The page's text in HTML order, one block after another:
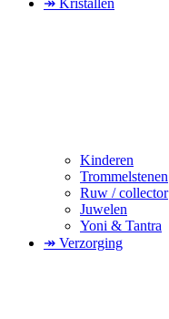
Kinderen
Trommelstenen
Ruw / collector
Juwelen
Yoni & Tantra
↠ Verzorging